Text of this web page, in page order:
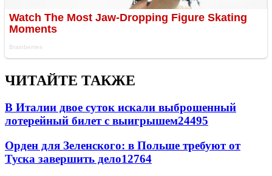
ЧИТАЙТЕ ТАКЖЕ
В Италии двое суток искали выброшенный
лотерейный билет с выигрышем24495
Орден для Зеленского: в Польше требуют от
Туска завершить дело12764